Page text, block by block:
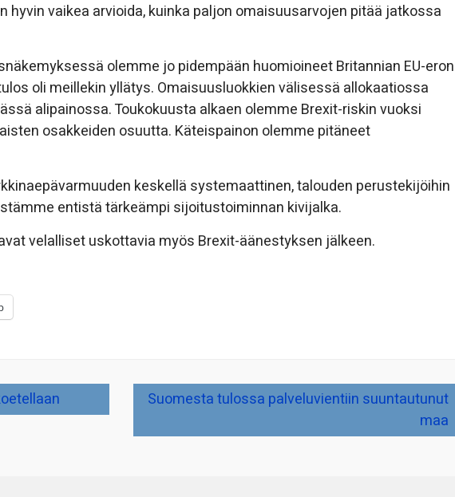
hyvin vaikea arvioida, kuinka paljon omaisuusarvojen pitää jatkossa
olemme jo pidempään huomioineet Britannian EU-eron
oli meillekin yllätys. Omaisuusluokkien välisessä allokaatiossa
alipainossa. Toukokuusta alkaen olemme Brexit-riskin vuoksi
osakkeiden osuutta. Käteispainon olemme pitäneet
keskellä systemaattinen, talouden perustekijöihin
entistä tärkeämpi sijoitustoiminnan kivijalka.
velalliset uskottavia myös Brexit-äänestyksen jälkeen.
Suomesta tulossa palveluvientiin suuntautunut
maa